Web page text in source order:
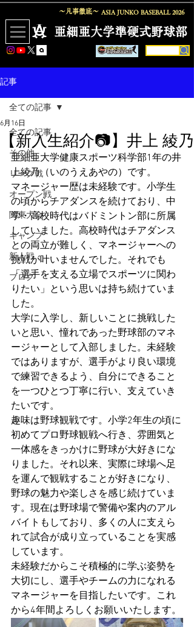
〜凡事徹底〜 ASIA JUNKO BASEBALL 2026
​亜細亜大学準硬式野球部
記事
全ての記事
その他
リーグ戦
オープン戦
関東大会
キャンプ
新人戦
ブログ
全ての記事
【新入生紹介📷】井上 綾乃
6月16日
亜細亜大学健康スポーツ科学部1年の井
上綾乃（いのうえあやの）です。
マネージャー歴は未経験です。小学生
の頃からチアダンスを続けており、中
学・高校時代はバドミントン部に所属
していました。高校時代はチアダンス
との両立が難しく、マネージャーへの
挑戦が叶いませんでした。それでも
「選手を支える立場でスポーツに関わ
りたい」という思いは持ち続けていま
した。
大学に入学し、新しいことに挑戦した
いと思い、憧れであった野球部のマネ
ージャーとして入部しました。未経験
ではありますが、選手がより良い環境
で練習できるよう、自分にできること
を一つひとつ丁寧に行い、支えていき
たいです。
趣味は野球観戦です。小学2年生の頃に
初めてプロ野球観戦へ行き、雰囲気と
一体感をきっかけに野球が大好きにな
りました。それ以来、実際に球場へ足
を運んで観戦することが好きになり、
野球の魅力や楽しさを感じ続けていま
す。現在は野球場で警備や案内のアル
バイトもしており、多くの人に支えら
れて試合が成り立っていることを実感
しています。
未経験だからこそ積極的に学ぶ姿勢を
大切にし、選手やチームの力になれる
マネージャーを目指したいです。これ
から4年間よろしくお願いいたします。